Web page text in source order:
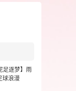
足逐梦】雨
球浪漫